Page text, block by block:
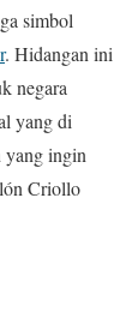
simbol
. Hidangan ini
negara
yang di
yang ingin
Criollo